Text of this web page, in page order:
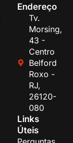
Endereço
Tv.
Morsing,
43 -
Centro
Belford
Roxo -
RJ,
26120-
080
Links
Úteis